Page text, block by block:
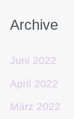
Archive
Juni 2022
April 2022
März 2022